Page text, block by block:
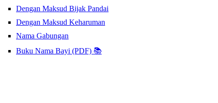
Dengan Maksud Bijak Pandai
Dengan Maksud Keharuman
Nama Gabungan
Buku Nama Bayi (PDF) 📚